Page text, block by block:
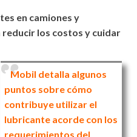
en camiones y
los costos y cuidar
Mobil detalla algunos
puntos sobre cómo
contribuye utilizar el
lubricante acorde con los
requerimientos del